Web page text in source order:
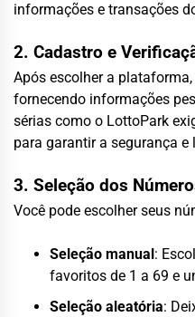
informações e transações
2. Cadastro e
Após escolher a
fornecendo informações
sérias como o LottoPark
para garantir a segurança
3. Seleção dos
Você pode escolher seus
Seleção manual :
favoritos de 1 a 69 e
Seleção aleatória: